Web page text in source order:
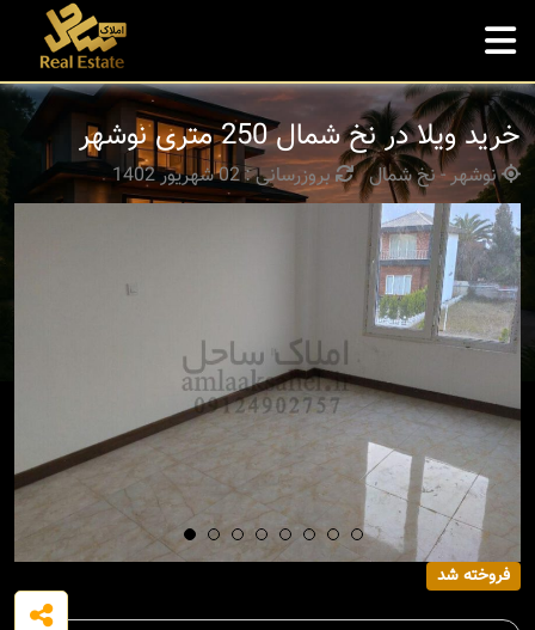
خرید ویلا در نخ شمال 250 متری نوشهر
نوشهر - نخ شمال بروزرسانی : 02 شهریور 1402
فروخته شد